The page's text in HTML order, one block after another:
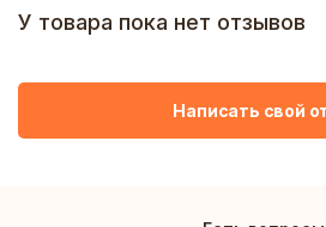
У товара пока нет отзывов
Написать свой